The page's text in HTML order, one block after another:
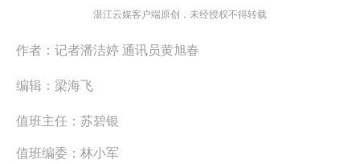
湛江云媒客户端原创，未经授权不得转载
作者： 记者潘洁婷 通讯员黄旭春
编辑： 梁海飞
值班主任： 苏碧银
值班编委： 林小军